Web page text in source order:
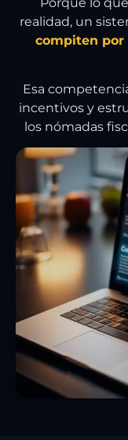
realidad, un
compiten por
Esa
incentivos y
los nómadas